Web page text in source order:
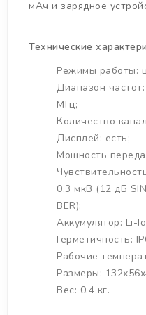
мАч и зарядное
Технические
Режимы работы:
Диапазон
МГц;
Количество
Дисплей: есть;
Мощность
0.3 мкВ (12 дБ
BER);
Аккумулятор: Li-
Герметичность:
Рабочие
Размеры:
Вес: 0.4 кг.